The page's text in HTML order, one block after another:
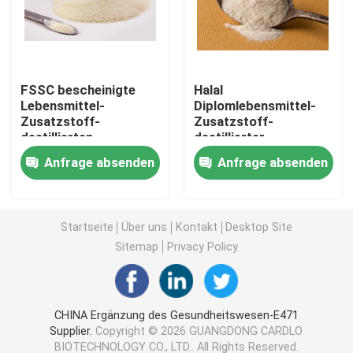
Emulsionsmittel der Nahrunge471
Nahrungsmittelgrademulsionsmittel
Naturkost-Emulsionsmittel
Mono und Diglyceride
Glyzerin-Monostearat
Kuchen-Verbesserer-Emulsionsmittel
FSSC bescheinigte
Lebensmittel-
Zusatzstoff-
destillierten
Monoglyzerid-nicht
Molkereirahmtopf-
Bestandteil
Anfrage absenden
Halal
Diplomlebensmittel-
Zusatzstoff-
destillierter
Monoglyzerid-
Kaffeeweißer-
Bestandteil
Anfrage absenden
Startseite Über uns Kontakt
Desktop Site
Sitemap
Privacy Policy
CHINA Ergänzung des Gesundheitswesen-E471
Supplier. Copyright © 2026 GUANGDONG CARDLO
BIOTECHNOLOGY CO., LTD.. All Rights Reserved.